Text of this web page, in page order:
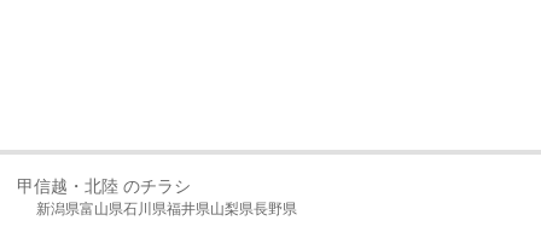
甲信越・北陸 のチラシ
新潟県富山県石川県福井県山梨県長野県